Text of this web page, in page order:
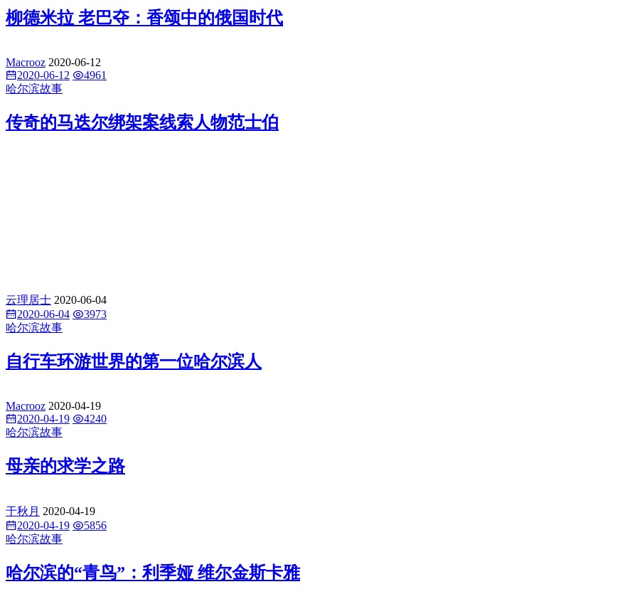
柳德米拉 老巴夺：香颂中的俄国时代
Macrooz 2020-06-12
2020-06-12
4961
哈尔滨故事
传奇的马迭尔绑架案线索人物范士伯
云理居士 2020-06-04
2020-06-04
3973
哈尔滨故事
自行车环游世界的第一位哈尔滨人
Macrooz 2020-04-19
2020-04-19
4240
哈尔滨故事
母亲的求学之路
于秋月 2020-04-19
2020-04-19
5856
哈尔滨故事
哈尔滨的“青鸟”：利季娅 维尔金斯卡雅